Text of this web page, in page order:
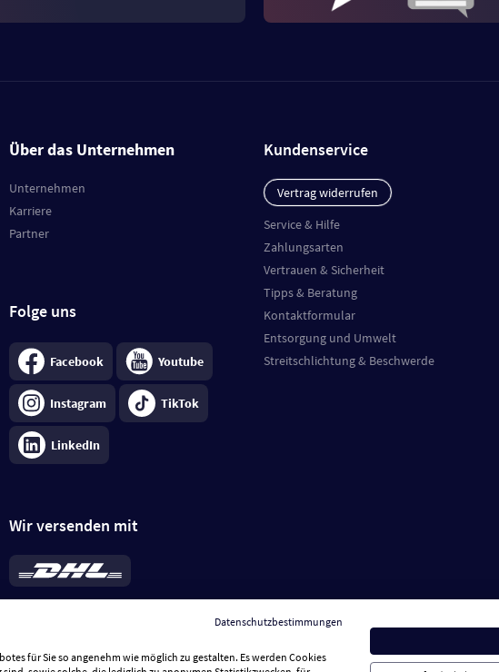
Über das Unternehmen
Unternehmen
Karriere
Partner
Folge uns
Facebook Youtube
Instagram TikTok
LinkedIn
Wir versenden mit
*Standard 6,95 €; bei Kühlware zzgl. 0,99 €
je Bestellung, insgesamt 7,94 €. Lieferzeit3-
Kundenservice
Vertrag widerrufen
Service & Hilfe
Zahlungsarten
Vertrauen & Sicherheit
Tipps & Beratung
Kontaktformular
Entsorgung und Umwelt
Streitschlichtung & Beschwerde
Datenschutzbestimmungen
für Sie so angenehm wie möglich zu gestalten. Es werden Cookies